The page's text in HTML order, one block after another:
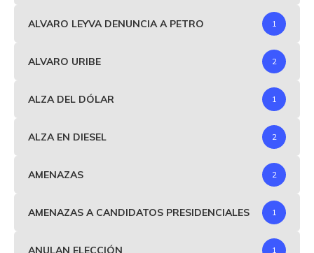
ALVARO LEYVA DENUNCIA A PETRO 1
ALVARO URIBE 2
ALZA DEL DÓLAR 1
ALZA EN DIESEL 2
AMENAZAS 2
AMENAZAS A CANDIDATOS PRESIDENCIALES 1
ANULAN ELECCIÓN 1